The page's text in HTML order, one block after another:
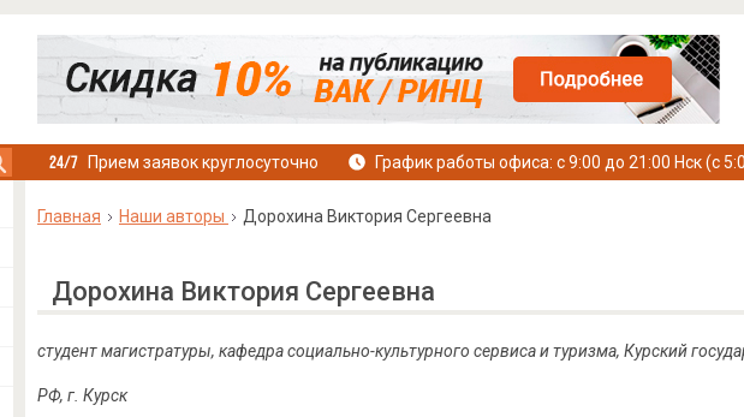
Прием заявок круглосуточно График работы офиса: с 9:00 до 21:00 Нск (с
Главная Наши авторы Дорохина Виктория Сергеевна
Дорохина Виктория Сергеевна
cтудент магистратуры, кафедра социально-культурного сервиса и туризма, Курский
РФ, г. Курск